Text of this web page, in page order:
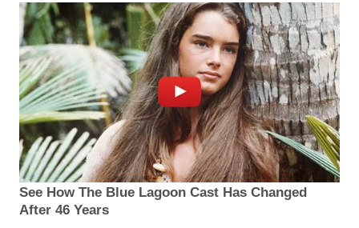
See How The Blue Lagoon Cast Has Changed
After 46 Years